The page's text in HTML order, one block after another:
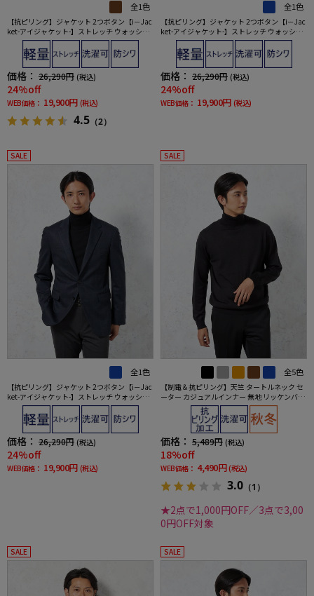
全1色
【抗ピリング】ジャケット 2つボタン【i－Jac
ket-アイジャケット-】ストレッチ ウォッシャ
ブル 無地 ブラウン 秋冬
価格： 26,290円 (税込)
24%off
WEB価格： 19,900円 (税込)
4.5 （2）
全1色
【抗ピリング】ジャケット 2つボタン【i－Jac
ket-アイジャケット-】ストレッチ ウォッシャ
ブル 無地 ネイビー 秋冬
価格： 26,290円 (税込)
24%off
WEB価格： 19,900円 (税込)
SALE
全1色
【抗ピリング】ジャケット 2つボタン【i－Jac
ket-アイジャケット-】ストレッチ ウォッシャ
ブル チェック ネイビー 秋冬
価格： 26,290円 (税込)
24%off
WEB価格： 19,900円 (税込)
SALE
全5色
【制電＆抗ピリング】天竺 タートルネック セ
ーター カジュアルインナー 無地 リッケンバッ
価格： 5,489円 (税込)
18%off
WEB価格： 4,490円 (税込)
3.0 （1）
★2点で1,000円OFF／3点で3,00
0円OFF対象
SALE SALE